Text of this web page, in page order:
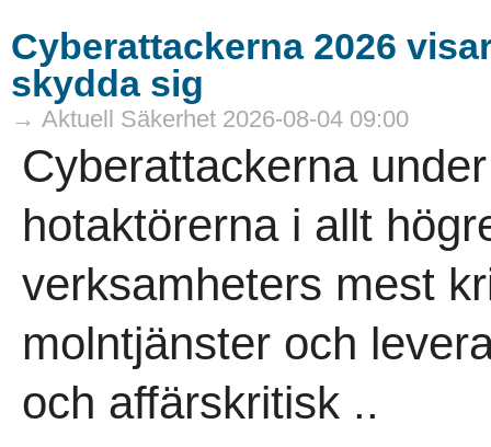
Cyberattackerna 2026
skydda sig
→ Aktuell Säkerhet 2026-08-04 09:00
Cyberattackerna
hotaktörerna i allt
verksamheters mest
molntjänster och
och affärskritisk ..